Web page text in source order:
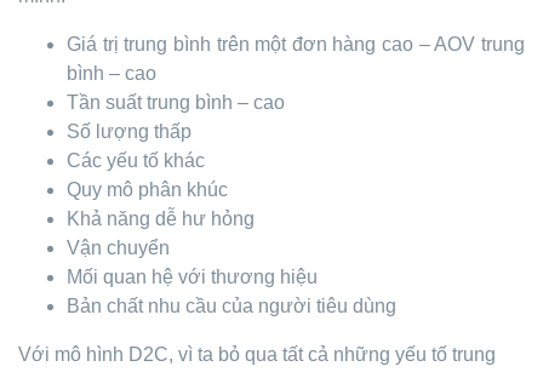
Giá trị trung bình trên một đơn hàng cao – AOV trung
bình – cao
Tần suất trung bình – cao
Số lượng thấp
Các yếu tố khác
Quy mô phân khúc
Khả năng dễ hư hỏng
Vận chuyển
Mối quan hệ với thương hiệu
Bản chất nhu cầu của người tiêu dùng
Với mô hình D2C, vì ta bỏ qua tất cả những yếu tố trung